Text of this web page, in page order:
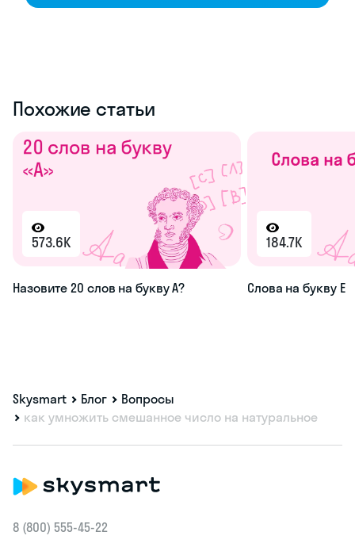
Похожие статьи
573.6K
Назовите 20 слов на букву А?
184.7K
Слова на букву Е
Skysmart Блог
Вопросы
как умножить смешанное число на натуральное
8 (800) 555‑45-22